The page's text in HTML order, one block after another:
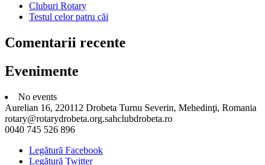
Cluburi Rotary
Testul celor patru căi
Comentarii recente
Evenimente
No events
Aurelian 16, 220112 Drobeta Turnu Severin, Mehedinţi, Romania
rotary@rotarydrobeta.org.sahclubdrobeta.ro
0040 745 526 896
Legătură Facebook
Legătură Twitter